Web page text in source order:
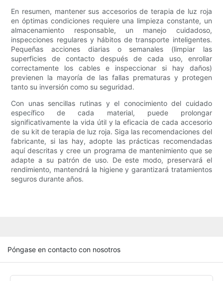
En resumen, mantener sus accesorios de terapia de luz roja
en óptimas condiciones requiere una limpieza constante, un
almacenamiento responsable, un manejo cuidadoso,
inspecciones regulares y hábitos de transporte inteligentes.
Pequeñas acciones diarias o semanales (limpiar las
superficies de contacto después de cada uso, enrollar
correctamente los cables e inspeccionar si hay daños)
previenen la mayoría de las fallas prematuras y protegen
tanto su inversión como su seguridad.
Con unas sencillas rutinas y el conocimiento del cuidado
específico de cada material, puede prolongar
significativamente la vida útil y la eficacia de cada accesorio
de su kit de terapia de luz roja. Siga las recomendaciones del
fabricante, si las hay, adopte las prácticas recomendadas
aquí descritas y cree un programa de mantenimiento que se
adapte a su patrón de uso. De este modo, preservará el
rendimiento, mantendrá la higiene y garantizará tratamientos
seguros durante años.
Póngase en contacto con nosotros